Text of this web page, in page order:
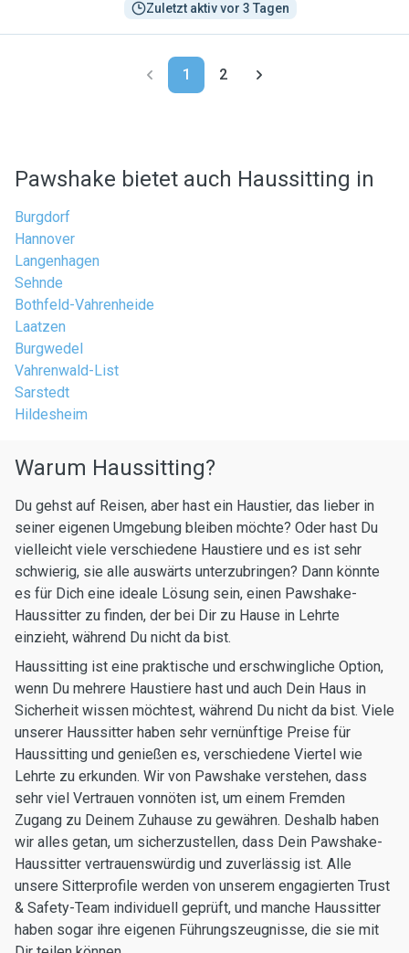
Zuletzt aktiv vor 3 Tagen
1 2
Pawshake bietet auch Haussitting in
Burgdorf
Hannover
Langenhagen
Sehnde
Bothfeld-Vahrenheide
Laatzen
Burgwedel
Vahrenwald-List
Sarstedt
Hildesheim
Warum Haussitting?
Du gehst auf Reisen, aber hast ein Haustier, das lieber in
seiner eigenen Umgebung bleiben möchte? Oder hast Du
vielleicht viele verschiedene Haustiere und es ist sehr
schwierig, sie alle auswärts unterzubringen? Dann könnte
es für Dich eine ideale Lösung sein, einen Pawshake-
Haussitter zu finden, der bei Dir zu Hause in Lehrte
einzieht, während Du nicht da bist.
Haussitting ist eine praktische und erschwingliche Option,
wenn Du mehrere Haustiere hast und auch Dein Haus in
Sicherheit wissen möchtest, während Du nicht da bist. Viele
unserer Haussitter haben sehr vernünftige Preise für
Haussitting und genießen es, verschiedene Viertel wie
Lehrte zu erkunden. Wir von Pawshake verstehen, dass
sehr viel Vertrauen vonnöten ist, um einem Fremden
Zugang zu Deinem Zuhause zu gewähren. Deshalb haben
wir alles getan, um sicherzustellen, dass Dein Pawshake-
Haussitter vertrauenswürdig und zuverlässig ist. Alle
unsere Sitterprofile werden von unserem engagierten Trust
& Safety-Team individuell geprüft, und manche Haussitter
haben sogar ihre eigenen Führungszeugnisse, die sie mit